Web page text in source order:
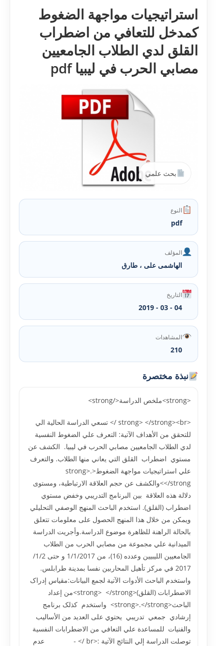
استراتيجيات مواجهة الضغوط
کمدخل للتعافي من اضطراب
القلق لدي الطلاب الجامعيين
مصابي الحرب في ليبيا pdf
بحث علمي
النوع
pdf
المؤلف
الهاشمى على ، طارق
التاريخ
04 - 03 - 2019
المشاهدات
210
نبذة مختصرة
<strong>ملخص الدراسة</strong>
<strong> </strong><br /> تسعي الدراسة الحالية الي
للتحقق من الأهداف الآتية: التعرف علي الضغوط النفسية
لدي الطلاب الجامعيين مصابي الحرب في ليبيا. الکشف عن
مستوي اضطراب القلق التي يعاني منها الطلاب. والتعرف
علي استراتيجيات مواجهة الضغوط<strong>.
</strong>والکشف عن حجم العلاقة الارتباطية، ومستوى
دلالة هذه العلاقة بين البرنامج التدريبي وخفض مستوي
اضطراب (القلق). استخدم الباحث المنهج الوصفي التحليلي
ويمکن من خلال هذا المنهج الحصول على معلومات تتعلق
بالحالة الراهنة للظاهرة موضوع الدراسة.وأجريت الدراسة
الميدانية علي مجموعة من مصابي الحرب من الطلاب
الجامعيين الليبيين وعدده (16)، من 1/1/2017 و حتى 1/2/
2017 في مرکز تأهيل المحاربين نفسا بمدينة طرابلس.
واستخدم الباحث الأدوات الآتية لجمع البيانات:مقياس إدراک
الاضطرابات (القلق)<strong> </strong>من إعداد
الباحث<strong>.</strong> واستخدم کذلک برنامج
إرشادي جمعي تدريبي يحتوي على العديد من الأساليب
والفنيات للمساعدة علي التعافي من الاضطرابات النفسية
توصلت الدراسة إلي النتائج الآتية :<br /> - عدم